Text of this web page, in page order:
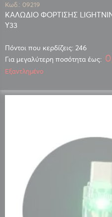
Κωδ.: 09219
ΚΑΛΩΔΙΟ ΦΟΡΤΙΣΗΣ
Y33
Πόντοι που κερδίζεις: 246
Για μεγαλύτερη ποσότητα έως:
Εξαντλημένο